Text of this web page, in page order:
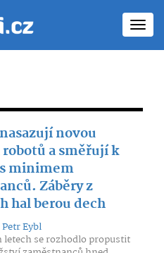
novou
a směřují k
minimem
Záběry z
hal berou dech
Petr Eybl
letech se rozhodlo propustit